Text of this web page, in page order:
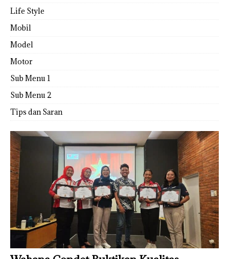
Life Style
Mobil
Model
Motor
Sub Menu 1
Sub Menu 2
Tips dan Saran